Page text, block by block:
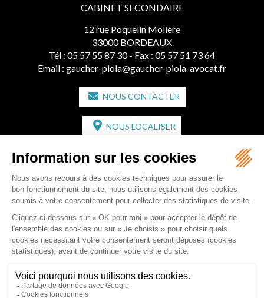
CABINET SECONDAIRE
12 rue Poquelin Molière
33000 BORDEAUX
Tél : 05 57 55 87 30 - Fax : 05 57 51 73 64
Email : gaucher-piola@gaucher-piola-avocat.fr
NOUS CONTACTER
NOUS LOCALISER
CABINET SECONDAIRE
2 bis Avenue de l'Europe
33350 ST MAGNE-DE-CASTILLON
Tél :05 57 55 87 30 - Fax : 05 57 51 73 64
Email :gaucher-piola@gaucher-piola-avocat.fr
NOUS CONTACTER
NOUS LOCALISER